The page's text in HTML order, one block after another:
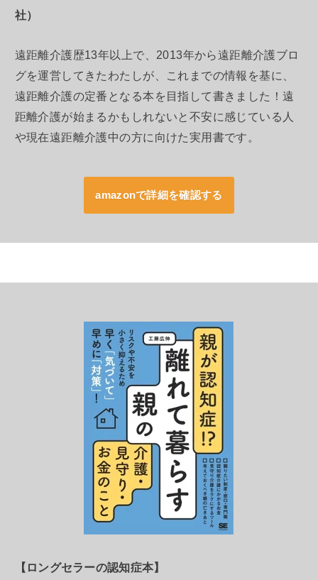
社）
遠距離介護歴13年以上で、2013年から遠距離介護ブロ
グを運営してきたわたしが、これまでの情報を基に、
遠距離介護の定番となる本を目指して書きました！遠
距離介護が始まるかもしれないと不安に感じている人
や現在遠距離介護中の方に向けた実用書です。
amazonで詳細を確認する
【ロングセラーの認知症本】